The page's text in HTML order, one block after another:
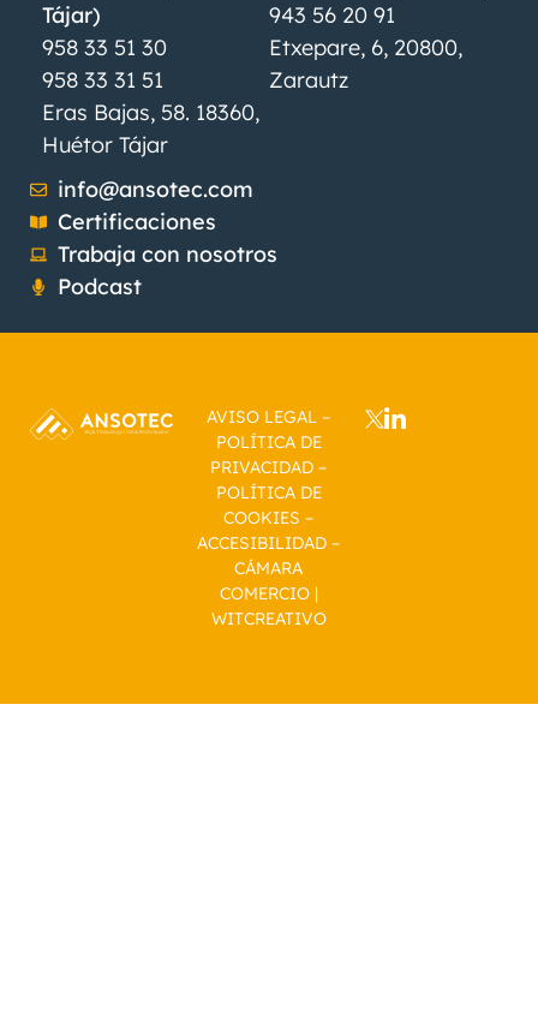
Tájar)
958 33 51 30
958 33 31 51
Eras Bajas, 58. 18360,
Huétor Tájar
943 56 20 91
Etxepare, 6, 20800,
Zarautz
info@ansotec.com
Certificaciones
Trabaja con nosotros
Podcast
AVISO LEGAL –
POLÍTICA DE
PRIVACIDAD –
POLÍTICA DE
COOKIES –
ACCESIBILIDAD –
CÁMARA
COMERCIO|
WITCREATIVO